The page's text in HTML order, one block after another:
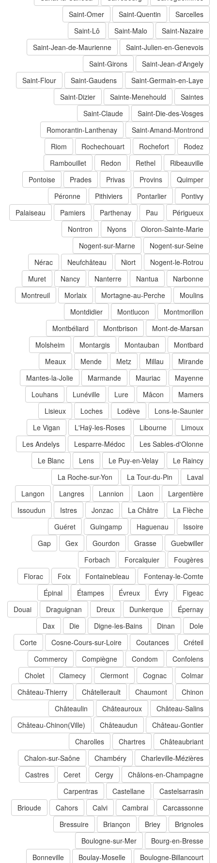
Sarcelles
Saint-Quentin
Saint-Omer
Saint-Nazaire
Saint-Malo
Saint-Lô
Saint-Julien-en-Genevois
Saint-Jean-de-Maurienne
Saint-Jean-d'Angely
Saint-Girons
Saint-Germain-en-Laye
Saint-Gaudens
Saint-Flour
Saintes
Sainte-Menehould
Saint-Dizier
Saint-Die-des-Vosges
Saint-Claude
Saint-Amand-Montrond
Romorantin-Lanthenay
Rodez
Rochefort
Rochechouart
Riom
Ribeauville
Rethel
Redon
Rambouillet
Quimper
Provins
Privas
Prades
Pontoise
Pontivy
Pontarlier
Pithiviers
Péronne
Périgueux
Parthenay
Pamiers
Palaiseau
Oloron-Sainte-Marie
Nyons
Nontron
Nogent-sur-Seine
Nogent-sur-Marne
Nogent-le-Rotrou
Niort
Neufchâteau
Nérac
Narbonne
Nantua
Nanterre
Nancy
Muret
Moulins
Mortagne-au-Perche
Morlaix
Montreuil
Montmorillon
Montlucon
Montdidier
Mont-de-Marsan
Montbrison
Montbéliard
Montbard
Montauban
Montargis
Molsheim
Mirande
Millau
Metz
Mende
Meaux
Mayenne
Mauriac
Marmande
Mantes-la-Jolie
Mamers
Mâcon
Lure
Lunéville
Louhans
Lons-le-Saunier
Lodève
Loches
Lisieux
Limoux
Libourne
L'Haÿ-les-Roses
Le Vigan
Les Sables-d'Olonne
Lesparre-Médoc
Les Andelys
Le Raincy
Le Puy-en-Velay
Lens
Le Blanc
Laval
La Tour-du-Pin
La Roche-sur-Yon
Largentière
Laon
Lannion
Langres
Langon
La Flèche
La Châtre
Jonzac
Istres
Issoudun
Issoire
Haguenau
Guingamp
Guéret
Guebwiller
Grasse
Gourdon
Gap
Fougères
Forcalquier
Forbach
Fontenay-le-Comte
Fontainebleau
Foix
Florac
Figeac
Évry
Évreux
Étampes
Épinal
Épernay
Dunkerque
Dreux
Draguignan
Douai
Dole
Dinan
Digne-les-Bains
Créteil
Coutances
Cosne-Cours-sur-Loire
Corte
Confolens
Condom
Compiègne
Commercy
Colmar
Cognac
Clermont
Clamecy
Cholet
Chinon
Chaumont
Châtellerault
Château-Thierry
Château-Salins
Châteauroux
Châteaulin
Château-Gontier
Châteaudun
Château-Chinon(Ville)
Châteaubriant
Chartres
Charolles
Charleville-Mézières
Chambéry
Chalon-sur-Saône
Châlons-en-Champagne
Cergy
Ceret
Castres
Castelsarrasin
Castellane
Carpentras
Carcassonne
Cambrai
Calvi
Cahors
Brioude
Brignoles
Briey
Briançon
Bressuire
Bourg-en-Bresse
Boulogne-sur-Mer
Boulogne-Billancourt
Boulay-Moselle
Bonneville